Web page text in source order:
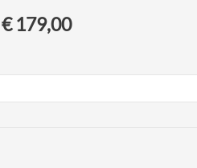
€179,00Prijsklasse: